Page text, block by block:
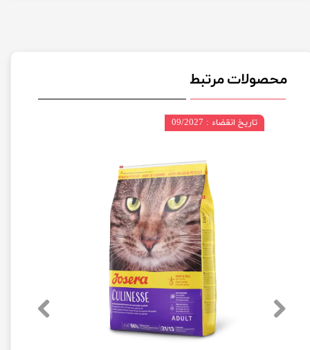
محصولات مرتبط
تاریخ انقضاء : 09/2027